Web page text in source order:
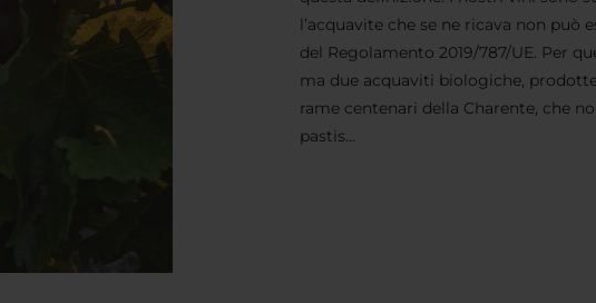
l’acquavite che se ne ricava non può
del Regolamento 2019/787/UE. Per
ma due acquaviti biologiche,
rame centenari della Charente, che
pastis…